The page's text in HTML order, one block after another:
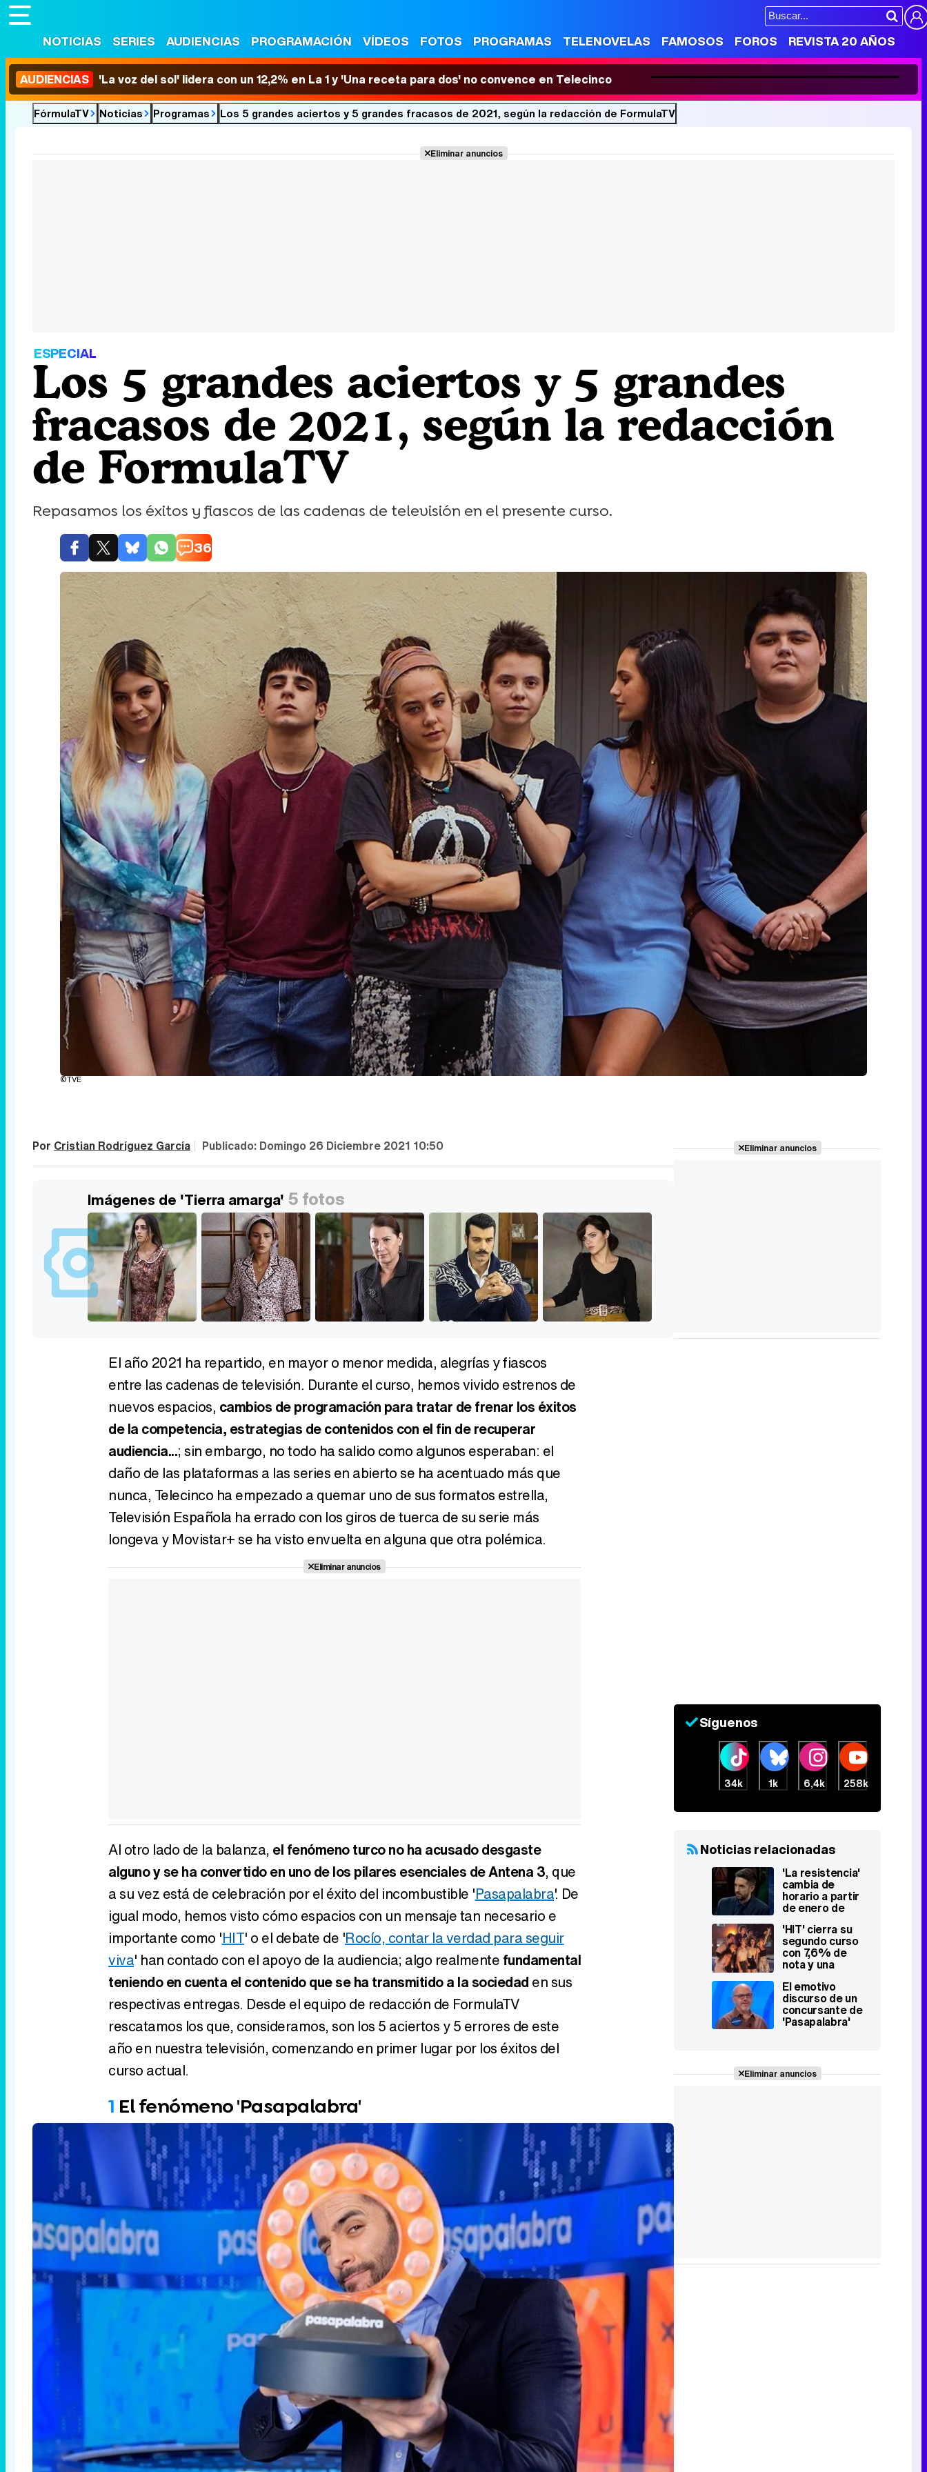
NOTICIAS SERIES AUDIENCIAS PROGRAMACIÓN VÍDEOS FOTOS PROGRAMAS TELENOVELAS FAMOSOS FOROS REVISTA 20 AÑOS
AUDIENCIAS 'La voz del sol' lidera con un 12,2% en La 1 y 'Una receta para dos' no convence en Telecinco
FórmulaTV Noticias Programas Los 5 grandes aciertos y 5 grandes fracasos de 2021, según la redacción de FormulaTV
Eliminar anuncios
ESPECIAL
Los 5 grandes aciertos y 5 grandes
fracasos de 2021, según la redacción
de FormulaTV
Repasamos los éxitos y fiascos de las cadenas de televisión en el presente curso.
36
©TVE
Por Cristian Rodríguez García | Publicado: Domingo 26 Diciembre 2021 10:50
Imágenes de 'Tierra amarga' 5 fotos
El año 2021 ha repartido, en mayor o menor medida, alegrías y fiascos
entre las cadenas de televisión. Durante el curso, hemos vivido estrenos de
nuevos espacios, cambios de programación para tratar de frenar los éxitos
de la competencia, estrategias de contenidos con el fin de recuperar
audiencia...; sin embargo, no todo ha salido como algunos esperaban: el
daño de las plataformas a las series en abierto se ha acentuado más que
nunca, Telecinco ha empezado a quemar uno de sus formatos estrella,
Televisión Española ha errado con los giros de tuerca de su serie más
longeva y Movistar+ se ha visto envuelta en alguna que otra polémica.
Eliminar anuncios
Al otro lado de la balanza, el fenómeno turco no ha acusado desgaste
alguno y se ha convertido en uno de los pilares esenciales de Antena 3, que
a su vez está de celebración por el éxito del incombustible 'Pasapalabra'. De
igual modo, hemos visto cómo espacios con un mensaje tan necesario e
importante como 'HIT' o el debate de 'Rocío, contar la verdad para seguir
viva' han contado con el apoyo de la audiencia; algo realmente fundamental
teniendo en cuenta el contenido que se ha transmitido a la sociedad en sus
respectivas entregas. Desde el equipo de redacción de FormulaTV
rescatamos los que, consideramos, son los 5 aciertos y 5 errores de este
año en nuestra televisión, comenzando en primer lugar por los éxitos del
curso actual.
1 El fenómeno 'Pasapalabra'
Manuel Soler ('HIT'): "Si te ríes de alguien por su orientación sexual o su peso, el problema lo tienes tú" 10
Eliminar anuncios
Síguenos
34k 1k 6,4k 258k
Noticias relacionadas
'La resistencia'
cambia de
horario a partir
de enero de
'HIT' cierra su
segundo curso
con 7,6% de
nota y una
fiel
El emotivo
discurso de un
concursante de
'Pasapalabra'
visibilizando la
Eliminar anuncios